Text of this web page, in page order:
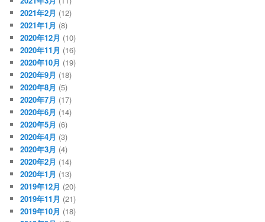
2021年2月 (12)
2021年1月 (8)
2020年12月 (10)
2020年11月 (16)
2020年10月 (19)
2020年9月 (18)
2020年8月 (5)
2020年7月 (17)
2020年6月 (14)
2020年5月 (6)
2020年4月 (3)
2020年3月 (4)
2020年2月 (14)
2020年1月 (13)
2019年12月 (20)
2019年11月 (21)
2019年10月 (18)